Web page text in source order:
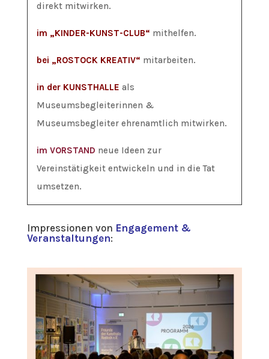
direkt mitwirken.
im „KINDER-KUNST-CLUB“ mithelfen.
bei „ROSTOCK KREATIV“ mitarbeiten.
in der KUNSTHALLE als
Museumsbegleiterinnen &
Museumsbegleiter ehrenamtlich mitwirken.
im VORSTAND neue Ideen zur
Vereinstätigkeit entwickeln und in die Tat
umsetzen.
Impressionen von Engagement &
Veranstaltungen: